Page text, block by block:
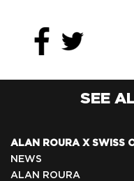
SEE
ALAN ROURA X SWISS
NEWS
ALAN ROURA